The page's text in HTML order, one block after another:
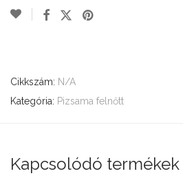
Cikkszám: N/A
Kategória: Pizsama felnőtt
Kapcsolódó termékek